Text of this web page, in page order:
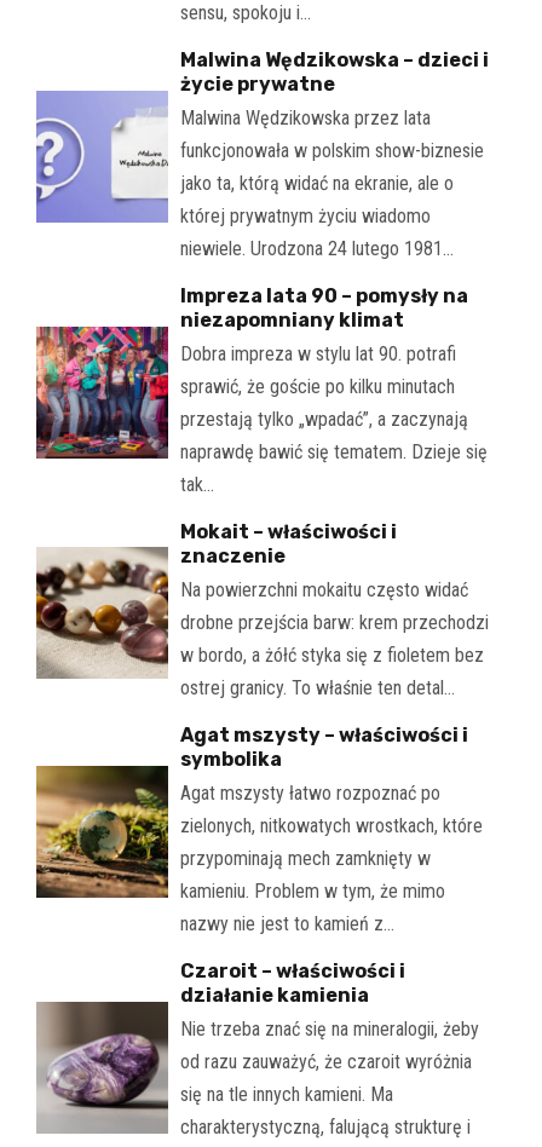
sensu, spokoju i…
Malwina Wędzikowska – dzieci i
życie prywatne
Malwina Wędzikowska przez lata
funkcjonowała w polskim show-biznesie
jako ta, którą widać na ekranie, ale o
której prywatnym życiu wiadomo
niewiele. Urodzona 24 lutego 1981…
Impreza lata 90 – pomysły na
niezapomniany klimat
Dobra impreza w stylu lat 90. potrafi
sprawić, że goście po kilku minutach
przestają tylko „wpadać”, a zaczynają
naprawdę bawić się tematem. Dzieje się
tak…
Mokait – właściwości i
znaczenie
Na powierzchni mokaitu często widać
drobne przejścia barw: krem przechodzi
w bordo, a żółć styka się z fioletem bez
ostrej granicy. To właśnie ten detal…
Agat mszysty – właściwości i
symbolika
Agat mszysty łatwo rozpoznać po
zielonych, nitkowatych wrostkach, które
przypominają mech zamknięty w
kamieniu. Problem w tym, że mimo
nazwy nie jest to kamień z…
Czaroit – właściwości i
działanie kamienia
Nie trzeba znać się na mineralogii, żeby
od razu zauważyć, że czaroit wyróżnia
się na tle innych kamieni. Ma
charakterystyczną, falującą strukturę i